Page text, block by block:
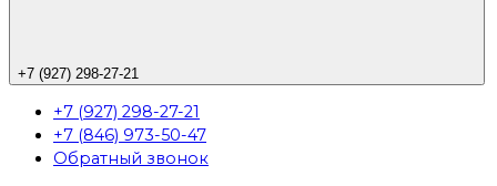
+7 (927) 298-27-21
+7 (927) 298-27-21
+7 (846) 973-50-47
Обратный звонок